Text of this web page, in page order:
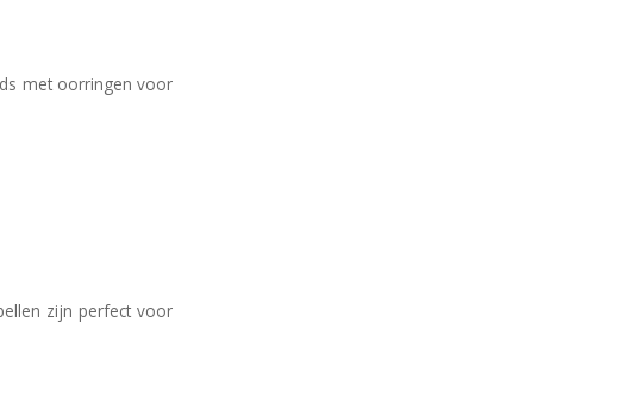
met oorringen voor
zijn perfect voor